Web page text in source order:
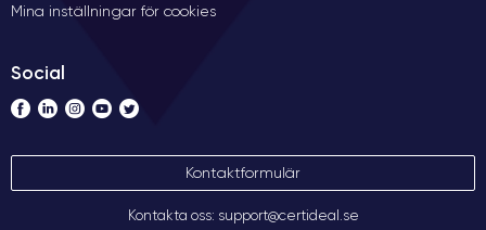
Mina inställningar för cookies
Social
Kontaktformulär
Kontakta oss: support@certideal.se